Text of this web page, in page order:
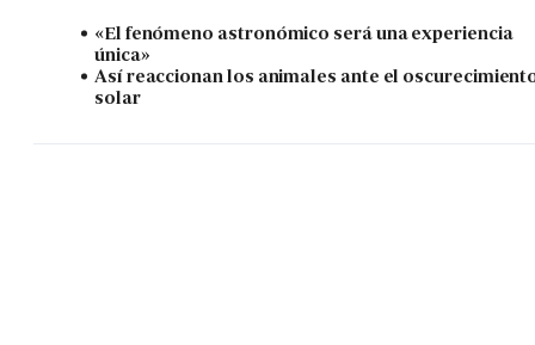
«El fenómeno astronómico será una experiencia
única»
Así reaccionan los animales ante el
solar